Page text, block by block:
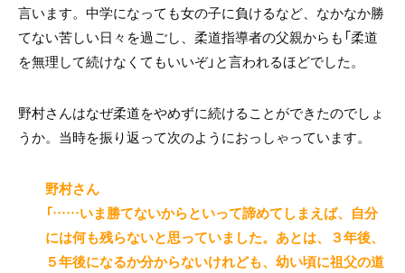
言います。中学になっても女の子に負けるなど、なかなか勝
てない苦しい日々を過ごし、柔道指導者の父親からも「柔道
を無理して続けなくてもいいぞ」と言われるほどでした。
野村さんはなぜ柔道をやめずに続けることができたのでしょ
うか。当時を振り返って次のようにおっしゃっています。
野村さん
「……いま勝てないからといって諦めてしまえば、自分
には何も残らないと思っていました。あとは、３年後、
５年後になるか分からないけれども、幼い頃に祖父の道